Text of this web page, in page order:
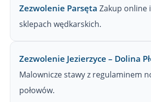
Zezwolenie Parsęta Zakup online
sklepach wędkarskich.
Zezwolenie Jezierzyce – Dolina
Malownicze stawy z regulaminem
połowów.